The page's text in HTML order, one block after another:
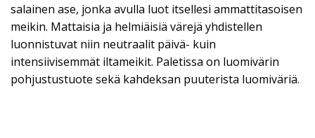
salainen ase, jonka avulla luot itsellesi ammattitasoisen
meikin. Mattaisia ja helmiäisiä värejä yhdistellen
luonnistuvat niin neutraalit päivä- kuin
intensiivisemmät iltameikit. Paletissa on luomivärin
pohjustustuote sekä kahdeksan puuterista luomiväriä.